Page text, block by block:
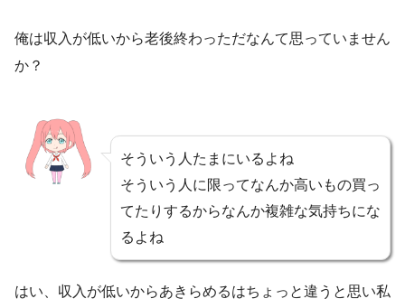
俺は収入が低いから老後終わっただなんて思っていません
か？
そういう人たまにいるよね
そういう人に限ってなんか高いもの買っ
てたりするからなんか複雑な気持ちにな
るよね
はい、収入が低いからあきらめるはちょっと違うと思い私